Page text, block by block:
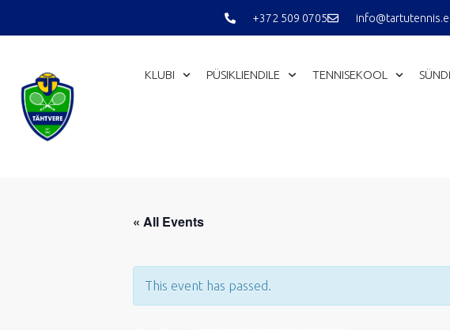
to
+372 509 0705
KLUBI PÜSIKLIENDILE TENNISEKOOL
« All Events
This event has passed.